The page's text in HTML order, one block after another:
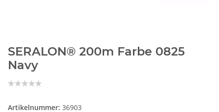
SERALON® 200m Farbe 0825
Navy
Artikelnummer: 36903